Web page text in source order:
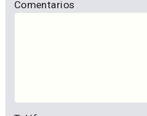
Comentarios